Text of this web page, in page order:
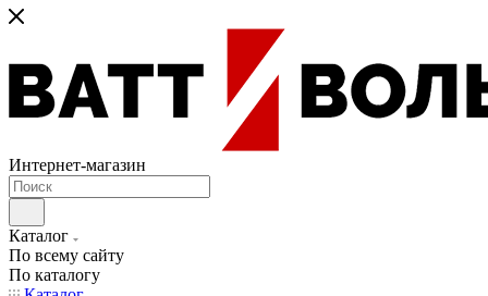
Интернет-магазин
Каталог
По всему сайту
По каталогу